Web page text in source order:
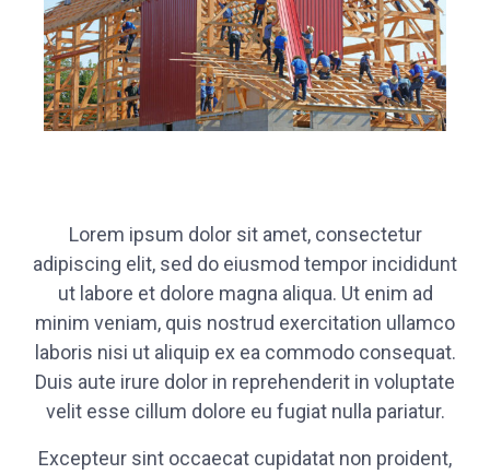
Lorem ipsum dolor sit amet, consectetur
adipiscing elit, sed do eiusmod tempor incididunt
ut labore et dolore magna aliqua. Ut enim ad
minim veniam, quis nostrud exercitation ullamco
laboris nisi ut aliquip ex ea commodo consequat.
Duis aute irure dolor in reprehenderit in voluptate
velit esse cillum dolore eu fugiat nulla pariatur.
Excepteur sint occaecat cupidatat non proident,